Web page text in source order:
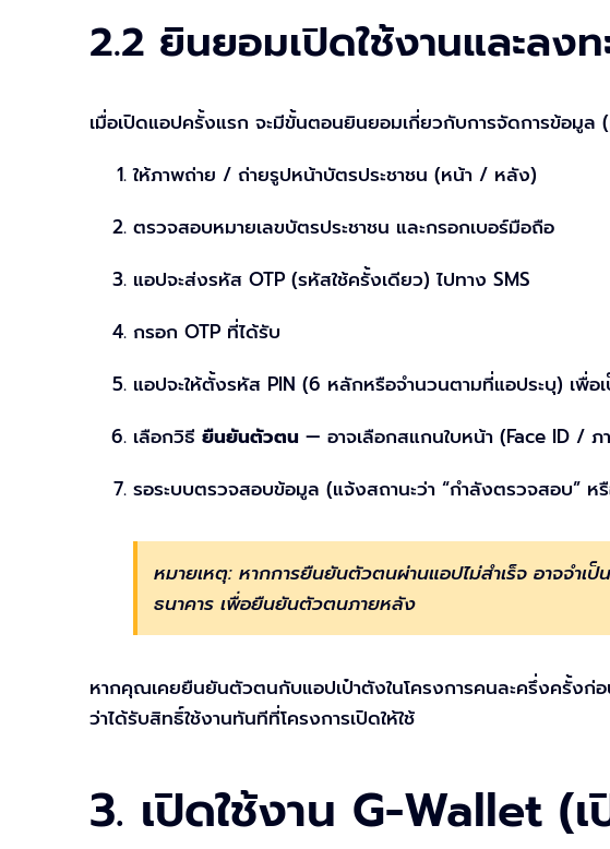
2.2 ยินยอมเปิดใช้งานและลง
เมื่อเปิดแอปครั้งแรก จะมีขั้นตอนยินยอมเกี่ยวกับการจัดการข้อมู
ให้ภาพถ่าย / ถ่ายรูปหน้าบัตรประชาชน (หน้า / หลัง)
ตรวจสอบหมายเลขบัตรประชาชน และกรอกเบอร์มือถือ
แอปจะส่งรหัส OTP (รหัสใช้ครั้งเดียว) ไปทาง SMS
กรอก OTP ที่ได้รับ
แอปจะให้ตั้งรหัส PIN (6 หลักหรือจำนวนตามที่แอประบุ) เพื่อเ
เลือกวิธี ยืนยันตัวตน — อาจเลือกสแกนใบหน้า (Face ID /
รอระบบตรวจสอบข้อมูล (แจ้งสถานะว่า “กำลังตรวจสอบ” ห
หมายเหตุ: หากการยืนยันตัวตนผ่านแอปไม่สำเร็จ อาจจำเป็
ธนาคาร เพื่อยืนยันตัวตนภายหลัง
หากคุณเคยยืนยันตัวตนกับแอปเป๋าตังในโครงการคนละครึ่งครั้งก่
ว่าได้รับสิทธิ์ใช้งานทันทีที่โครงการเปิดให้ใช้
3. เปิดใช้งาน G-Wallet (